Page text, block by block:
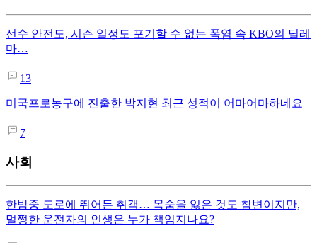
선수 안전도, 시즌 일정도 포기할 수 없는 폭염 속 KBO의 딜레
마…
13
미국프로농구에 진출한 박지현 최근 성적이 어마어마하네요
7
사회
한밤중 도로에 뛰어든 취객… 목숨을 잃은 것도 참변이지만,
멀쩡한 운전자의 인생은 누가 책임지나요?